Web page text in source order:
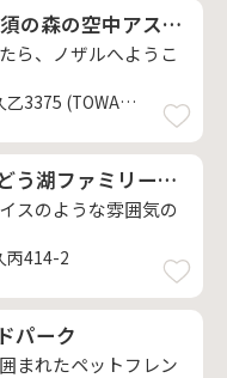
NOZARU～那須の森の空中アスレチック
ら、ノザルへようこ
那須郡那須町高久乙3375 (TOWAピュアコテージ敷地内)
那須高原りんどう湖ファミリー牧場
スのような雰囲気の
丙414-2
パーク
まれたペットフレン